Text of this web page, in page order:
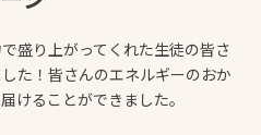
盛り上がってくれた生徒の皆さ
た！皆さんのエネルギーのおか
けることができました。